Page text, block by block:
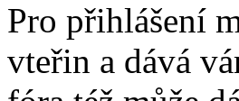
Pro přihlášení
vteřin a dává